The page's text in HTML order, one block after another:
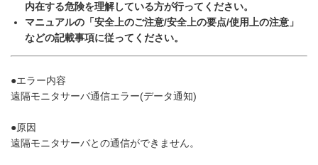
内在する危険を理解している方が行ってください。
マニュアルの「安全上のご注意/安全上の要点/使用上の注意」
などの記載事項に従ってください。
●エラー内容
遠隔モニタサーバ通信エラー(データ通知)
●原因
遠隔モニタサーバとの通信ができません。